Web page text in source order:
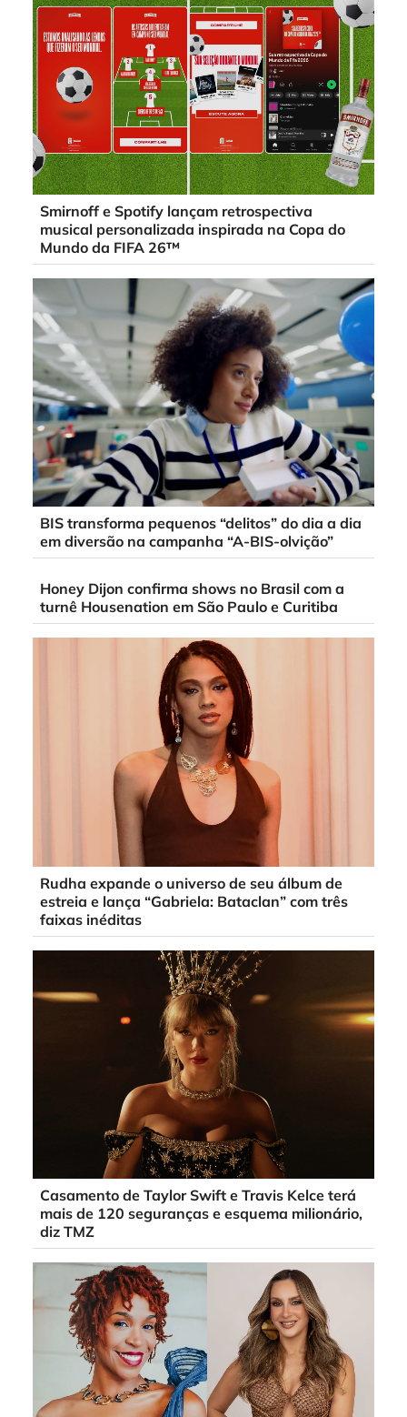
Smirnoff e Spotify lançam retrospectiva
musical personalizada inspirada na Copa do
Mundo da FIFA 26™
BIS transforma pequenos “delitos” do dia a dia
em diversão na campanha “A-BIS-olvição”
Honey Dijon confirma shows no Brasil com a
turnê Housenation em São Paulo e Curitiba
Rudha expande o universo de seu álbum de
estreia e lança “Gabriela: Bataclan” com três
faixas inéditas
Casamento de Taylor Swift e Travis Kelce terá
mais de 120 seguranças e esquema milionário,
diz TMZ